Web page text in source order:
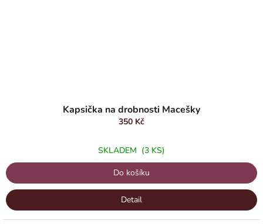
Kapsička na drobnosti Macešky
350 Kč
SKLADEM (3 KS)
Do košíku
Detail